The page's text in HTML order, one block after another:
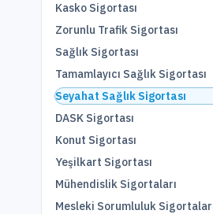
Kasko Sigortası
Zorunlu Trafik Sigortası
Sağlık Sigortası
Tamamlayıcı Sağlık Sigortası
Seyahat Sağlık Sigortası
DASK Sigortası
Konut Sigortası
Yeşilkart Sigortası
Mühendislik Sigortaları
Mesleki Sorumluluk